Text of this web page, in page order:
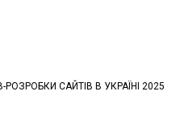
САЙТІВ В УКРАЇНІ 2025